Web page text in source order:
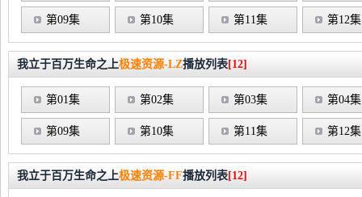
第09集 第10集 第11集 第12集
我立于百万生命之上极速资源-LZ播放列表[12]
第01集 第02集 第03集 第04集
第09集 第10集 第11集 第12集
我立于百万生命之上极速资源-FF播放列表[12]